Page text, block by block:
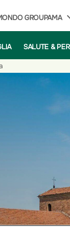
GROUPAMA
SALUTE &